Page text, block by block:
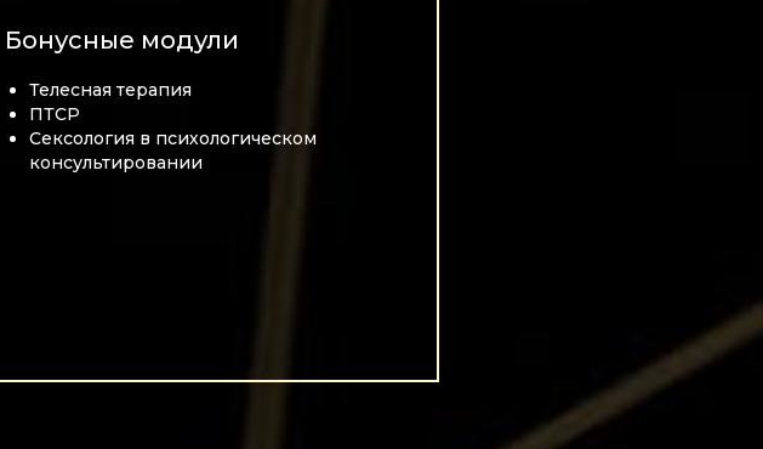
Телесная терапия
ПТСР
Сексология в психологическом
консультировании
Бонусные модули